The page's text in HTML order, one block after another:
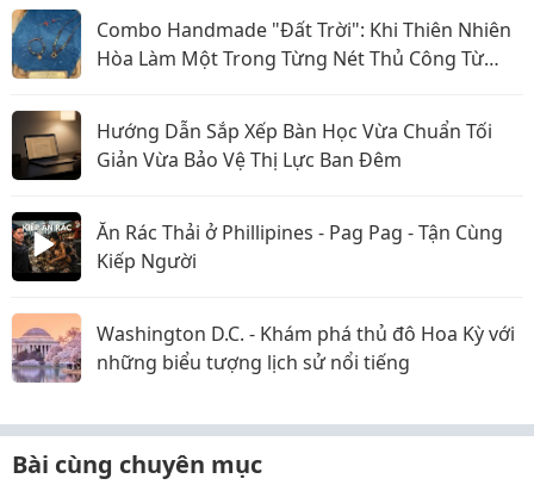
Combo Handmade "Đất Trời": Khi Thiên Nhiên
Hòa Làm Một Trong Từng Nét Thủ Công Từ
Hướng Dẫn Sắp Xếp Bàn Học Vừa Chuẩn Tối
Giản Vừa Bảo Vệ Thị Lực Ban Đêm
Ăn Rác Thải ở Phillipines - Pag Pag - Tận Cùng
Kiếp Người
Washington D.C. - Khám phá thủ đô Hoa Kỳ với
những biểu tượng lịch sử nổi tiếng
Bài cùng chuyên mục